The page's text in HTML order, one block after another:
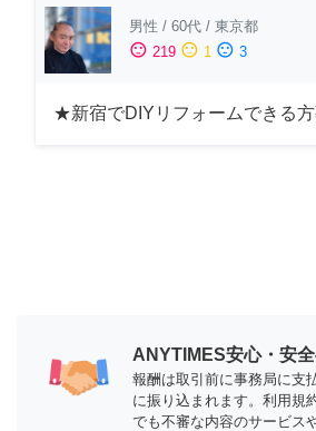
男性 / 60代 / 東京都
sentiment_satisfied 219 sentiment_neutral 1 sentiment_dissatisfied 3
★新宿でDIYリフォームできる
ANYTIMES安心・安
報酬は取引前に事務局に支
に振り込まれます。利用規
でも不審な内容のサービス